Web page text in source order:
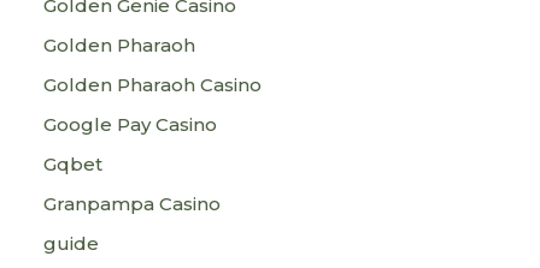
Golden Genie Casino
Golden Pharaoh
Golden Pharaoh Casino
Google Pay Casino
Gqbet
Granpampa Casino
guide